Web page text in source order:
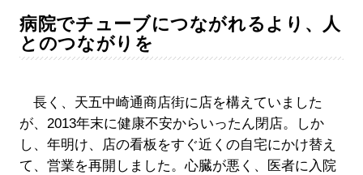
病院でチューブにつながれるより、人
とのつながりを
長く、天五中崎通商店街に店を構えていました
が、2013年末に健康不安からいったん閉店。しか
し、年明け、店の看板をすぐ近くの自宅にかけ替え
て、営業を再開しました。心臓が悪く、医者に入院